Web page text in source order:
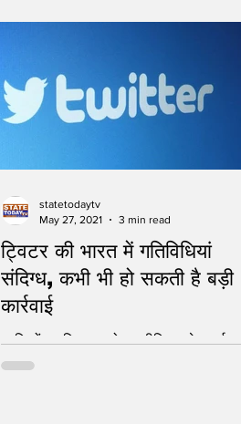
ट्विटर की भारत में गतिविधियां
संदिग्ध, कभी भी हो सकती है बड़ी
कार्रवाई
साजिशों का ठिकाना-सोशल मीडिया प्लेटफार्म
statetodaytv
May 27, 2021
3 min read